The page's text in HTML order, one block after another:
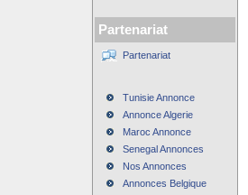
Partenariat
Partenariat
Tunisie Annonce
Annonce Algerie
Maroc Annonce
Senegal Annonces
Nos Annonces
Annonces Belgique